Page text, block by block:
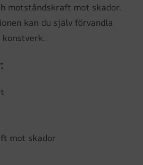
motståndskraft mot skador.
kan du själv förvandla
mot skador